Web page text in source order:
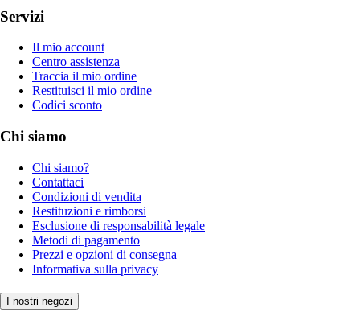
Servizi
Il mio account
Centro assistenza
Traccia il mio ordine
Restituisci il mio ordine
Codici sconto
Chi siamo
Chi siamo?
Contattaci
Condizioni di vendita
Restituzioni e rimborsi
Esclusione di responsabilità legale
Metodi di pagamento
Prezzi e opzioni di consegna
Informativa sulla privacy
I nostri negozi